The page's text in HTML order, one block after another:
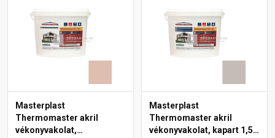
Masterplast
Thermomaster akril
vékonyvakolat,
Masterplast
Thermomaster akril
vékonyvakolat, kapart 1,5